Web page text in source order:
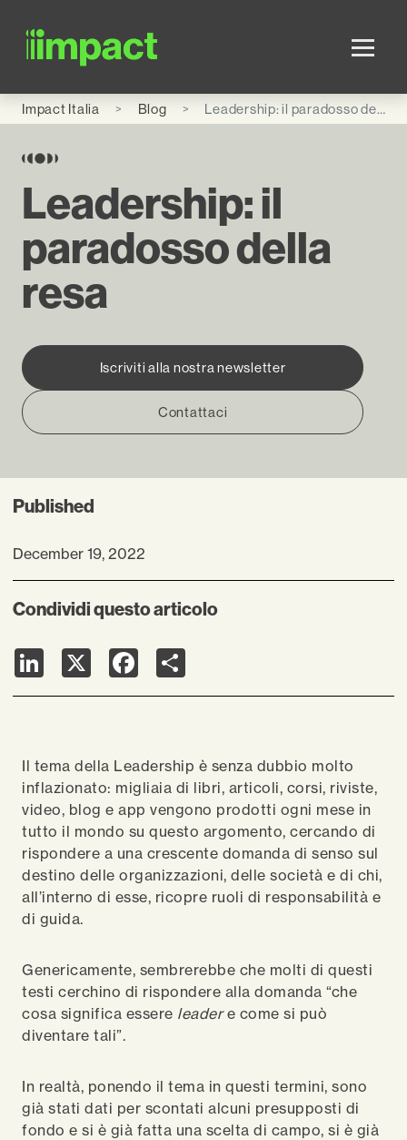
Impact Italia Blog Leadership: il paradosso della resa
Leadership: il
paradosso della
resa
Iscriviti alla nostra newsletter
Contattaci
Published
December 19, 2022
Condividi questo articolo
LinkedIn Facebook
Il tema della Leadership è senza dubbio molto
inflazionato: migliaia di libri, articoli, corsi, riviste,
video, blog e app vengono prodotti ogni mese in
tutto il mondo su questo argomento, cercando di
rispondere a una crescente domanda di senso sul
destino delle organizzazioni, delle società e di chi,
all’interno di esse, ricopre ruoli di responsabilità e
di guida.
Genericamente, sembrerebbe che molti di questi
testi cerchino di rispondere alla domanda “che
cosa significa essere leadere come si può
diventare tali”.
In realtà, ponendo il tema in questi termini, sono
già stati dati per scontati alcuni presupposti di
fondo e si è già fatta una scelta di campo, si è già